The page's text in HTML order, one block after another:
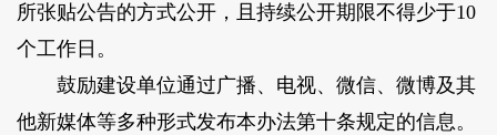
所张贴公告的方式公开，且持续公开期限不得少于10
个工作日。
鼓励建设单位通过广播、电视、微信、微博及其
他新媒体等多种形式发布本办法第十条规定的信息。